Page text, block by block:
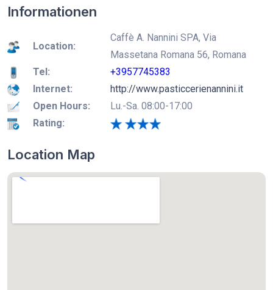
Informationen
Location:
Caffè A. Nannini SPA, Via
Massetana Romana 56, Romana
Tel:
+3957745383
Internet:
http://www.pasticcerienannini.it
Open Hours:
Lu.-Sa. 08:00-17:00
Rating:
Location Map